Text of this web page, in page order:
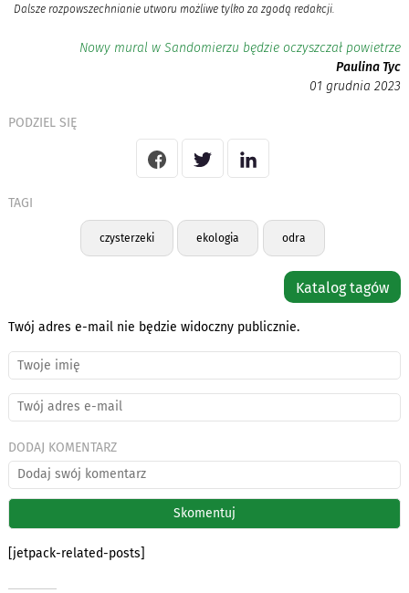
Dalsze rozpowszechnianie utworu możliwe tylko za zgodą redakcji.
Nowy mural w Sandomierzu będzie oczyszczał powietrze
Paulina Tyc
01 grudnia 2023
PODZIEL SIĘ
TAGI
czysterzeki ekologia odra
Katalog tagów
Twój adres e-mail nie będzie widoczny publicznie.
DODAJ KOMENTARZ
[jetpack-related-posts]